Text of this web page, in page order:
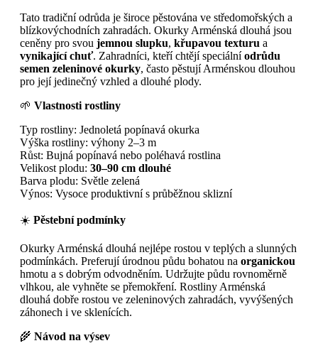
Tato tradiční odrůda je široce pěstována ve středomořských a
blízkovýchodních zahradách. Okurky Arménská dlouhá jsou
ceněny pro svou jemnou slupku, křupavou texturu a
vynikající chuť. Zahradníci, kteří chtějí speciálníodrůdu
semen zeleninové okurky, často pěstují Arménskou dlouhou
pro její jedinečný vzhled a dlouhé plody.
🌱 Vlastnosti rostliny
Typ rostliny: Jednoletá popínavá okurka
Výška rostliny: výhony 2–3 m
Růst: Bujná popínavá nebo poléhavá rostlina
Velikost plodu: 30–90 cm dlouhé
Barva plodu: Světle zelená
Výnos: Vysoce produktivní s průběžnou sklizní
☀️ Pěstební podmínky
Okurky Arménská dlouhá nejlépe rostou v teplých a slunných
podmínkách. Preferují úrodnou půdu bohatou na organickou
hmotu a s dobrým odvodněním. Udržujte půdu rovnoměrně
vlhkou, ale vyhněte se přemokření. Rostliny Arménská
dlouhá dobře rostou ve zeleninových zahradách, vyvýšených
záhonech i ve sklenících.
🌾 Návod na výsev